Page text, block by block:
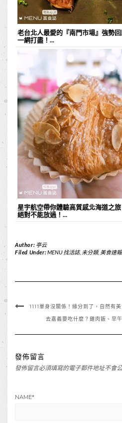
老台北人最愛的『南門市場』強勢
一網打盡！...
星宇航空帶你體驗高質感北海道之
絕對不能放過！...
Author: 亭云
Filed Under:MENU 找活誌, 未分類, 美食速報
1111單身沒關係！緣分到了，自然有
去嘉義要吃什麼？雞肉飯、早
發佈留言
發佈留言必須填寫的電子郵件地址不會
NAME*